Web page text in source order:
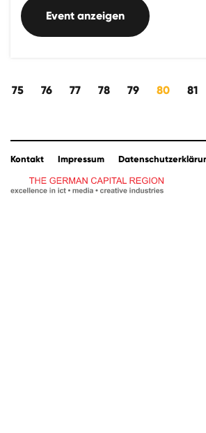
Event anzeigen
75 76 77 78 79 80 81
Kontakt Impressum